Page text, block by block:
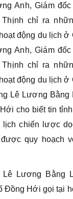
Anh, Giám
chỉ ra
động du lịch ở
Anh, Giám
chỉ ra
động du lịch ở
Lê Lương Bằng
cho biết tin
chiến lược
quy hoạch
Lê Lương Bằng
Đồng Hới gọi tại